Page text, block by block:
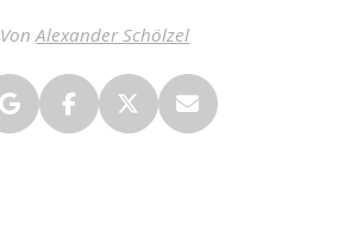
VonAlexander Schölzel